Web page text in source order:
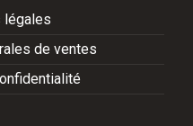
légales
de ventes